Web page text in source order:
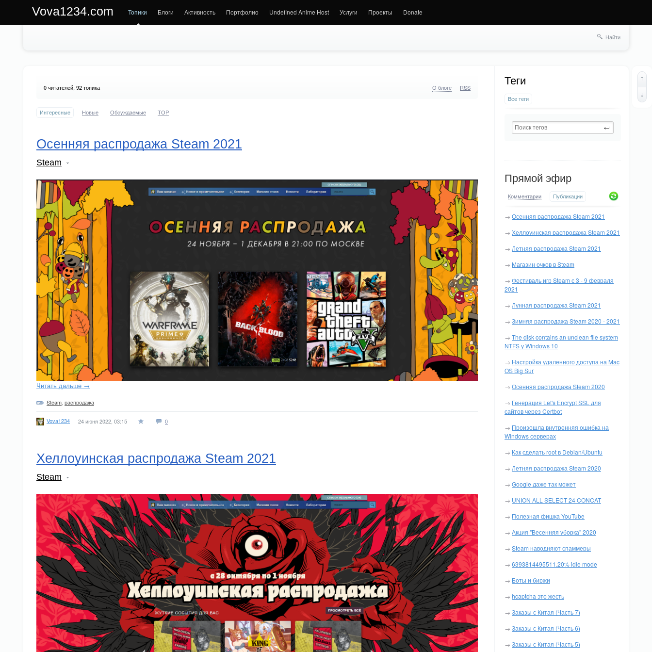
Vova1234.com Топики Блоги Активность Портфолио Undefined Anime Host Услуги Проекты Donate
Найти
Теги
Все теги
Прямой эфир
Комментарии Публикации
→ Осенняя распродажа Steam 2021
→ Хеллоуинская распродажа Steam 2021
→ Летняя распродажа Steam 2021
→ Магазин очков в Steam
→ Фестиваль игр Steam с 3 - 9 февраля
2021
→ Лунная распродажа Steam 2021
→ Зимняя распродажа Steam 2020 - 2021
→ The disk contains an unclean file system
NTFS у Windows 10
→ Настройка удаленного доступа на Mac
OS Big Sur
→ Осенняя распродажа Steam 2020
→ Генерация Let's Encrypt SSL для
сайтов через Certbot
→ Произошла внутренняя ошибка на
Windows серверах
→ Как сделать root в Debian/Ubuntu
→ Летняя распродажа Steam 2020
→ Google даже так может
→ UNION ALL SELECT 24 CONCAT
→ Полезная фишка YouTube
→ Акция "Весенняя уборка" 2020
→ Steam наводняют спаммеры
→ 6393814495511.20% idle mode
→ Боты и биржи
→ hcaptcha это жесть
→ Заказы с Китая (Часть 7)
→ Заказы с Китая (Часть 6)
→ Заказы с Китая (Часть 5)
0читателей, 92 топика О блоге RSS
Интересные Новые Обсуждаемые TOP
Осенняя распродажа Steam 2021
Steam
Читать дальше →
Steam распродажа
Vova1234 24 июня 2022, 03:15 0
Хеллоуинская распродажа Steam 2021
Steam